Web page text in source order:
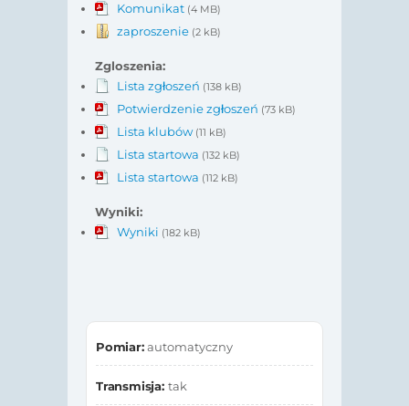
Komunikat (4 MB)
zaproszenie (2 kB)
Zgloszenia:
Lista zgłoszeń (138 kB)
Potwierdzenie zgłoszeń (73 kB)
Lista klubów (11 kB)
Lista startowa (132 kB)
Lista startowa (112 kB)
Wyniki:
Wyniki (182 kB)
Pomiar:automatyczny
Transmisja: tak